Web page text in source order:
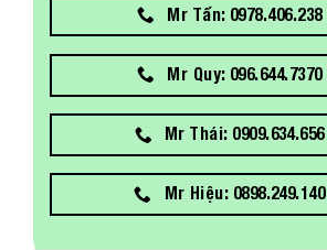
Mr Tấn: 0978.406.238
Mr Quy: 096.644.7370
Mr Thái: 0909.634.656
Mr Hiệu: 0898.249.140